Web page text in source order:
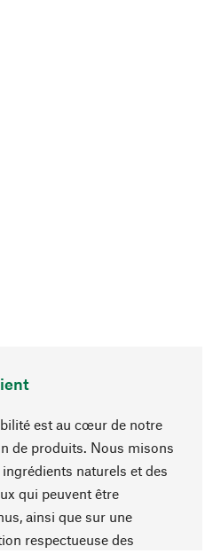
est au cœur de notre
de produits. Nous misons
naturels et des
qui peuvent être
ainsi que sur une
respectueuse des